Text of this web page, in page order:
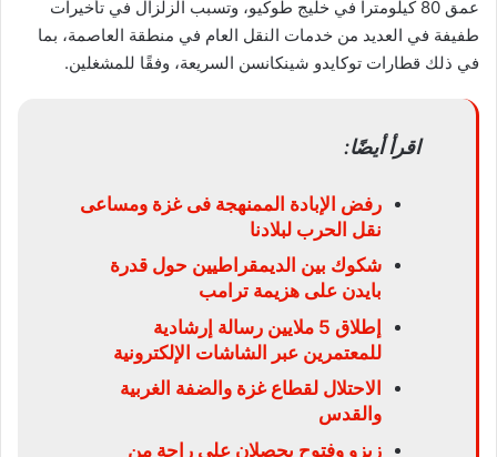
عمق 80 كيلومترا في خليج طوكيو، وتسبب الزلزال في تأخيرات
طفيفة في العديد من خدمات النقل العام في منطقة العاصمة، بما
في ذلك قطارات توكايدو شينكانسن السريعة، وفقًا للمشغلين.
اقرأ أيضًا:
رفض الإبادة الممنهجة فى غزة ومساعى
نقل الحرب لبلادنا
شكوك بين الديمقراطيين حول قدرة
بايدن على هزيمة ترامب
إطلاق 5 ملايين رسالة إرشادية
للمعتمرين عبر الشاشات الإلكترونية
الاحتلال لقطاع غزة والضفة الغربية
والقدس
زيزو وفتوح يحصلان على راحة من